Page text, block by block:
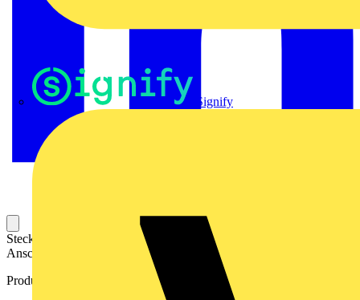
Signify
Steckbarer Leiterplatten-Anschluss mit innovatiever
Anschlusstechnologie für eine sichere und intuitive Handhabung.
Produktkennzeichen